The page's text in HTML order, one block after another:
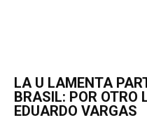
LA U LAMENTA
BRASIL: POR OTRO
EDUARDO VARGAS